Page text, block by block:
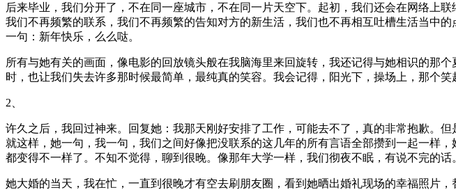
后来毕业，我们分开了，不在同一座城市，不在同一片天空下。起初，我们还会在网络上
我们不再频繁的联系，我们不再频繁的告知对方的新生活，我们也不再相互吐槽生活当中
一句：新年快乐，么么哒。
所有与她有关的画面，像电影的回放镜头般在我脑海里来回旋转，我还记得与她相识的那
时，也让我们失去许多那时候最简单，最纯真的笑容。我会记得，阳光下，操场上，那个
2、
许久之后，我回过神来。回复她：我那天刚好安排了工作，可能去不了，真的非常抱歉。
就这样，她一句，我一句，我们之间好像把没联系的这几年的所有言语全部攒到一起一样
都变得不一样了。不知不觉得，聊到很晚。像那年大学一样，我们彻夜不眠，有说不完的
她大婚的当天，我在忙，一直到很晚才有空去刷朋友圈，看到她晒出婚礼现场的幸福照片